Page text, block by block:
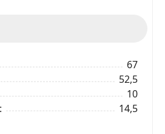
67
52,5
10
14,5